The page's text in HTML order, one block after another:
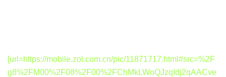
[url=https://mobile.zol.com.cn/pic/11871717.html#src=%2F
g8%2FM00%2F08%2F00%2FChMkLWoQJzqIdj2qAACve